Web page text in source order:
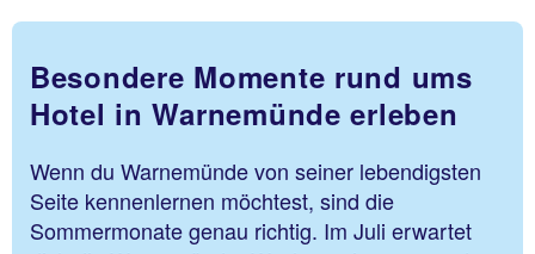
Besondere Momente rund ums
Hotel in Warnemünde erleben
Wenn du Warnemünde von seiner lebendigsten
Seite kennenlernen möchtest, sind die
Sommermonate genau richtig. Im Juli erwartet